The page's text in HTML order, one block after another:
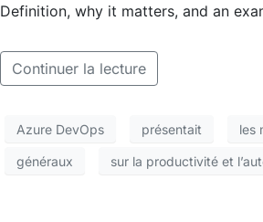
Definition, why it matters, and an
Continuer la lecture
Azure DevOps présentait les
généraux sur la productivité et